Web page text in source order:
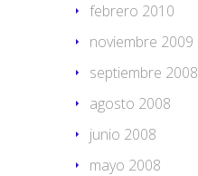
febrero 2010
noviembre 2009
septiembre 2008
agosto 2008
junio 2008
mayo 2008